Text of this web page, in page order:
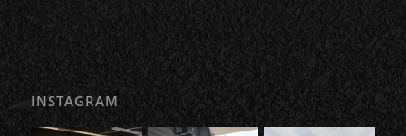
INSTAGRAM